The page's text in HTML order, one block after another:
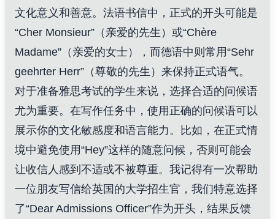
文化意义和善意。法语书信中，正式的开头可能是
“Cher Monsieur”（亲爱的先生）或“Chère
Madame”（亲爱的女士），而德语中则常用“Sehr
geehrter Herr”（尊敬的先生）来保持正式语气。
对于准备雅思考试的学生来说，选择合适的问候语
尤为重要。在写作任务中，使用正确的问候语可以
展示你的文化敏感度和语言能力。比如，在正式情
境中避免使用“Hey”这样的随意问候，否则可能会
让收信人感到不适或不被尊重。我记得有一次帮助
一位朋友写信给英国的大学招生官，我们特意选择
了“Dear Admissions Officer”作为开头，结果反馈